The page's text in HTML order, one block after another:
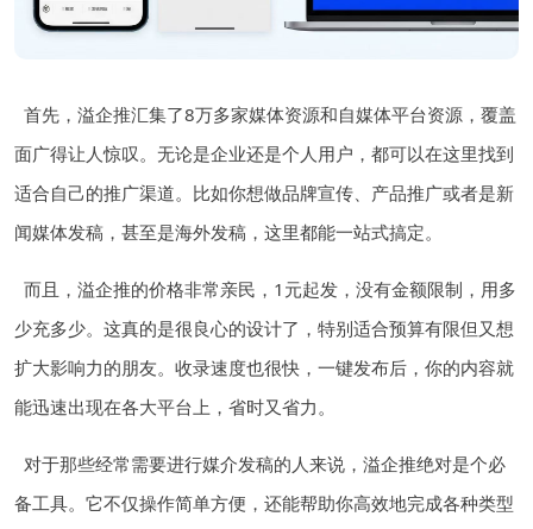
首先，溢企推汇集了8万多家媒体资源和自媒体平台资源，覆盖
面广得让人惊叹。无论是企业还是个人用户，都可以在这里找到
适合自己的推广渠道。比如你想做品牌宣传、产品推广或者是新
闻媒体发稿，甚至是海外发稿，这里都能一站式搞定。
而且，溢企推的价格非常亲民，1元起发，没有金额限制，用多
少充多少。这真的是很良心的设计了，特别适合预算有限但又想
扩大影响力的朋友。收录速度也很快，一键发布后，你的内容就
能迅速出现在各大平台上，省时又省力。
对于那些经常需要进行媒介发稿的人来说，溢企推绝对是个必
备工具。它不仅操作简单方便，还能帮助你高效地完成各种类型